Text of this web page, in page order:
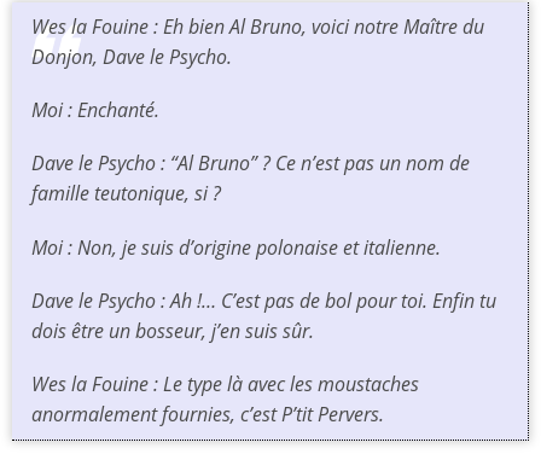
Wes la Fouine : Eh bien Al Bruno, voici notre Maître du
Donjon, Dave le Psycho.
Moi : Enchanté.
Dave le Psycho : “Al Bruno” ? Ce n’est pas un nom de
famille teutonique, si ?
Moi : Non, je suis d’origine polonaise et italienne.
Dave le Psycho : Ah !… C’est pas de bol pour toi. Enfin tu
dois être un bosseur, j’en suis sûr.
Wes la Fouine : Le type là avec les moustaches
anormalement fournies, c’est P’tit Pervers.